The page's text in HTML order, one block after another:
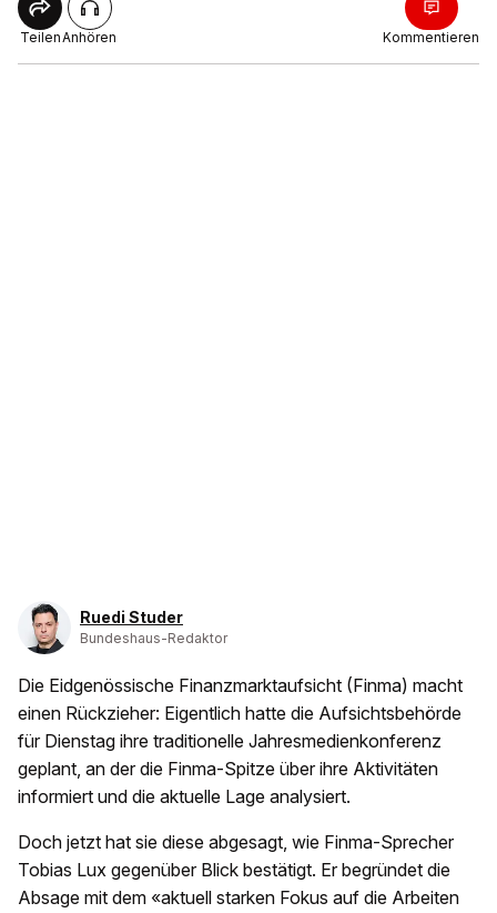
TeilenAnhören Kommentieren
Ruedi Studer
Bundeshaus-Redaktor
Die Eidgenössische Finanzmarktaufsicht (Finma) macht
einen Rückzieher: Eigentlich hatte die Aufsichtsbehörde
für Dienstag ihre traditionelle Jahresmedienkonferenz
geplant, an der die Finma-Spitze über ihre Aktivitäten
informiert und die aktuelle Lage analysiert.
Doch jetzt hat sie diese abgesagt, wie Finma-Sprecher
Tobias Lux gegenüber Blick bestätigt. Er begründet die
Absage mit dem «aktuell starken Fokus auf die Arbeiten